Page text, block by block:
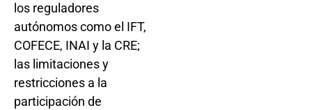
los reguladores
autónomos como el IFT,
COFECE, INAI y la CRE;
las limitaciones y
restricciones a la
participación de